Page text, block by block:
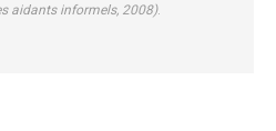
aidants informels, 2008).